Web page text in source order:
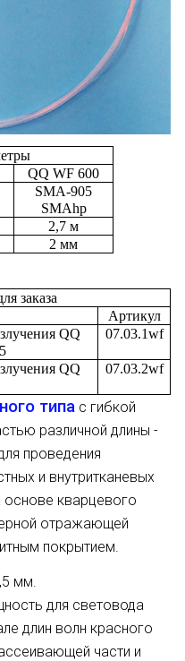
QQ WF 600
SMA-905
SMAhp
2,7 м
2 мм
заказа
Артикул
QQ
07.03.1wf
QQ
07.03.2wf
типа с гибкой
различной длины -
проведения
и внутритканевых
основе кварцевого
отражающей
покрытием.
мм.
для световода
длин волн красного
части и